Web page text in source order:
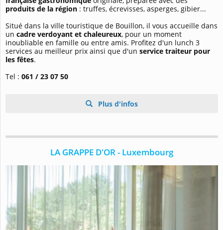
produits de la région : truffes, écrevisses, asperges, gibier...
Situé dans la ville touristique de Bouillon, il vous accueille dans
un cadre verdoyant et chaleureux, pour un moment
inoubliable en famille ou entre amis. Profitez d'un lunch 3
services au meilleur prix ainsi que d'un service traiteur pour
les fêtes.
Tel : 061 / 23 07 50
Plus d'infos
LA GRAPPE D'OR - Luxembourg